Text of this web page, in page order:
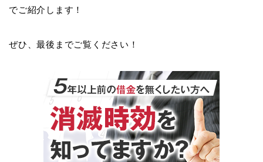
でご紹介します！
ぜひ、最後までご覧ください！